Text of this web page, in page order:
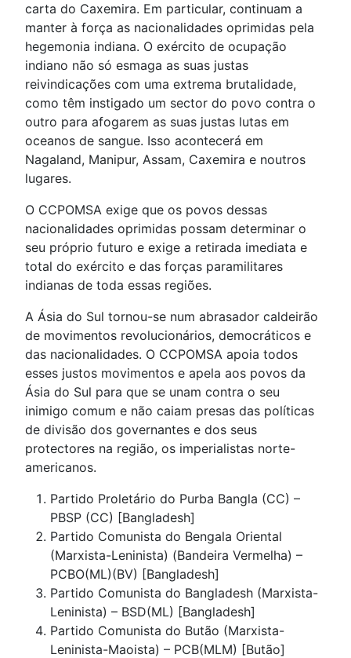
carta do Caxemira. Em particular, continuam a
manter à força as nacionalidades oprimidas pela
hegemonia indiana. O exército de ocupação
indiano não só esmaga as suas justas
reivindicações com uma extrema brutalidade,
como têm instigado um sector do povo contra o
outro para afogarem as suas justas lutas em
oceanos de sangue. Isso acontecerá em
Nagaland, Manipur, Assam, Caxemira e noutros
lugares.
O CCPOMSA exige que os povos dessas
nacionalidades oprimidas possam determinar o
seu próprio futuro e exige a retirada imediata e
total do exército e das forças paramilitares
indianas de toda essas regiões.
A Ásia do Sul tornou-se num abrasador caldeirão
de movimentos revolucionários, democráticos e
das nacionalidades. O CCPOMSA apoia todos
esses justos movimentos e apela aos povos da
Ásia do Sul para que se unam contra o seu
inimigo comum e não caiam presas das políticas
de divisão dos governantes e dos seus
protectores na região, os imperialistas norte-
americanos.
Partido Proletário do Purba Bangla (CC) –
PBSP (CC) [Bangladesh]
Partido Comunista do Bengala Oriental
(Marxista-Leninista) (Bandeira Vermelha) –
PCBO(ML)(BV) [Bangladesh]
Partido Comunista do Bangladesh (Marxista-
Leninista) – BSD(ML) [Bangladesh]
Partido Comunista do Butão (Marxista-
Leninista-Maoista) – PCB(MLM) [Butão]